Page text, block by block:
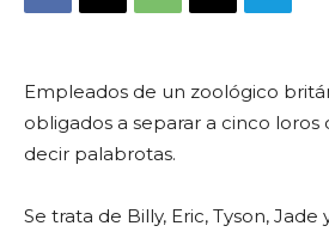
Empleados de un zoológico
obligados a separar a cinco loros
decir palabrotas.
Se trata de Billy, Eric, Tyson, Jade